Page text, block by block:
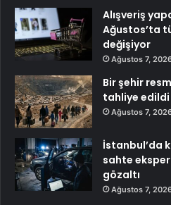
Alışveriş
Ağustos’ta
değişiyor
Ağustos 7,
Bir şehir
tahliye edildi
Ağustos 7,
İstanbul’da
sahte
gözaltı
Ağustos 7,